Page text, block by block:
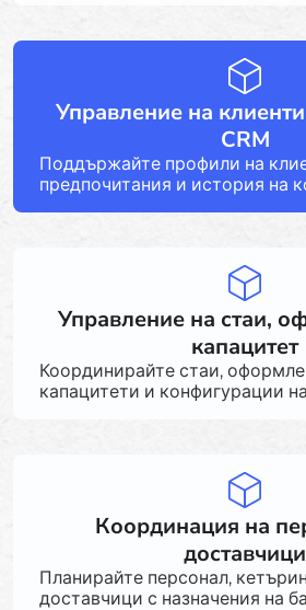
Управление на
CRM
Поддържайте профили на
предпочитания и история на
Управление на стаи,
капацитет
Координирайте стаи,
капацитети и конфигурации
Координация на
доставчици
Планирайте персонал,
доставчици с назначения на